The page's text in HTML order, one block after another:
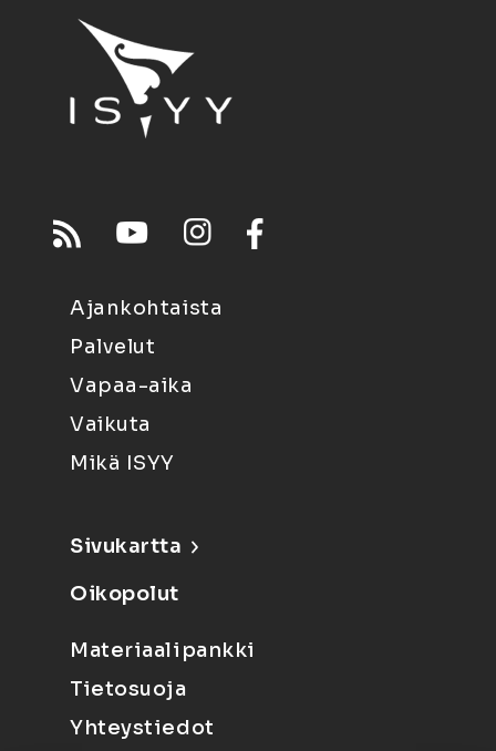
Ajankohtaista
Palvelut
Vapaa-aika
Vaikuta
Mikä ISYY
Sivukartta
Oikopolut
Materiaalipankki
Tietosuoja
Yhteystiedot